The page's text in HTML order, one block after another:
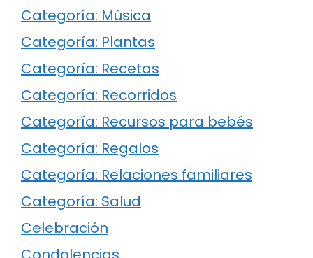
Categoría: Música
Categoría: Plantas
Categoría: Recetas
Categoría: Recorridos
Categoría: Recursos para bebés
Categoría: Regalos
Categoría: Relaciones familiares
Categoría: Salud
Celebración